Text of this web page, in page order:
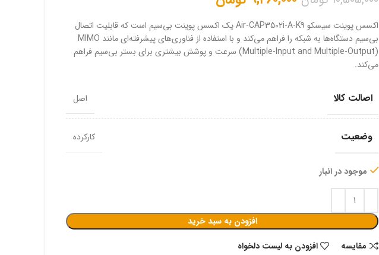
اکسس پوینت سیسکو Air-CAP3502i-A-K9 یک اکسس پوینت بی‌سیم است که قابلیت اتصال
بی‌سیم دستگاه‌ها به شبکه را فراهم می‌کند و با استفاده از فناوری‌های پیشرفته‌ای مانند MIMO
(Multiple-Input and Multiple-Output) سرعت و پوشش بیشتری برای بستر بی‌سیم فراهم
می‌کند.
اصالت کالا اصل
وضعیت کارکرده
موجود در انبار
افزودن به سبد خرید
مقایسه
افزودن به لیست دلخواه